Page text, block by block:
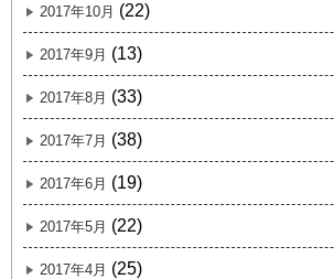
2017年10月 (22)
2017年9月 (13)
2017年8月 (33)
2017年7月 (38)
2017年6月 (19)
2017年5月 (22)
2017年4月 (25)